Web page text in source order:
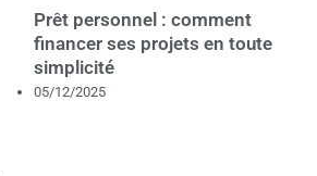
Prêt personnel : comment
financer ses projets en toute
simplicité
05/12/2025